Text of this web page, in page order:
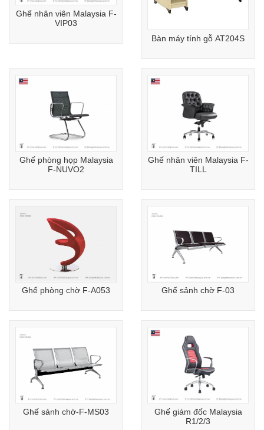
Ghế nhân viên Malaysia F-
VIP03
Bàn máy tính gỗ AT204S
Ghế phòng họp Malaysia
F-NUVO2
Ghế nhân viên Malaysia F-
TILL
Ghế phòng chờ F-A053 Ghế sảnh chờ F-03
Ghế sảnh chờ-F-MS03
Ghế giám đốc Malaysia
R1/2/3